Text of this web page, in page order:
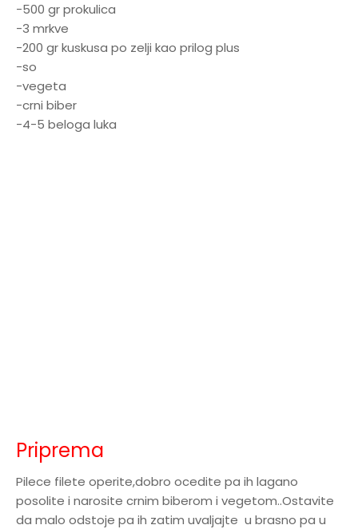
-500 gr prokulica
-3 mrkve
-200 gr kuskusa po zelji kao prilog plus
-so
-vegeta
-crni biber
-4-5 beloga luka
Priprema
Pilece filete operite,dobro ocedite pa ih lagano
posolite i narosite crnim biberom i vegetom..Ostavite
da malo odstoje pa ih zatim uvaljajte u brasno pa u